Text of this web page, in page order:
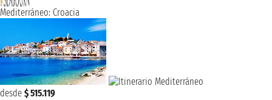
Mediterráneo: Croacia
desde $ 515.119